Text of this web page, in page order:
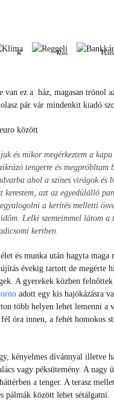
Klíma Reggeli
ez a ház, magasan trónol
pár vár mindenkit kiadó
között
és mikor megérkeztem a
tengerre és
ahol a színes virágok
azt az egyedülálló
a kerítés melletti
Lelki szemeimmel látom
kertben.
és munka után hagyta
évekig tartott de megérte
A gyerekek közben
adott egy kis hajókázásra
több helyen lehet lemenni
óra innen, a fehét homokos
kényelmes dívánnyal illetve
vagy péksütemény. A nagy
a tenger. A terasz
pálmák között lehet sétálgatni.